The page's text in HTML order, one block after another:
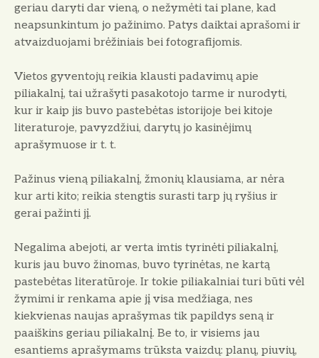
geriau daryti dar vieną, o nežymėti tai plane, kad
neapsunkintum jo pažinimo. Patys daiktai aprašomi ir
atvaizduojami brėžiniais bei fotografijomis.
Vietos gyventojų reikia klausti padavimų apie
piliakalnį, tai užrašyti pasakotojo tarme ir nurodyti,
kur ir kaip jis buvo pastebėtas istorijoje bei kitoje
literaturoje, pavyzdžiui, darytų jo kasinėjimų
aprašymuose ir t. t.
Pažinus vieną piliakalnį, žmonių klausiama, ar nėra
kur arti kito; reikia stengtis surasti tarp jų ryšius ir
gerai pažinti jį.
Negalima abejoti, ar verta imtis tyrinėti piliakalnį,
kuris jau buvo žinomas, buvo tyrinėtas, ne kartą
pastebėtas literatūroje. Ir tokie piliakalniai turi būti vėl
žymimi ir renkama apie jį visa medžiaga, nes
kiekvienas naujas aprašymas tik papildys seną ir
paaiškins geriau piliakalnį. Be to, ir visiems jau
esantiems aprašymams trūksta vaizdų: planų, piuvių,